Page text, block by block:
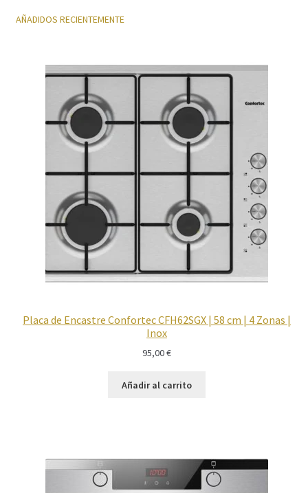
Preparación de alimentos
Reproductores
Televisión
AÑADIDOS RECIENTEMENTE
Placa de Encastre Confortec CFH62SGX | 58 cm | 4 Zonas |
Inox
95,00€
Añadir al carrito